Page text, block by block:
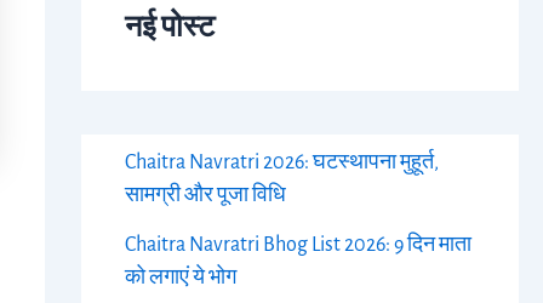
नई पोस्ट
Chaitra Navratri 2026: घटस्थापना मुहूर्त,
सामग्री और पूजा विधि
Chaitra Navratri Bhog List 2026: 9 दिन माता
को लगाएं ये भोग